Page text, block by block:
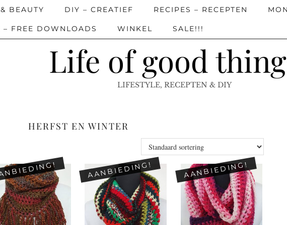
Life of good
LIFESTYLE, RECEPTEN & DIY
BEAUTY DIY – CREATIEF RECIPES – RECEPTEN
FREE DOWNLOADS WINKEL SALE!!!
HERFST EN WINTER
AANBIEDING! AANBIEDING!